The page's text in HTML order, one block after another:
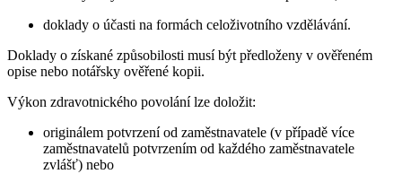
doklady o účasti na formách celoživotního vzdělávání.
Doklady o získané způsobilosti musí být předloženy v ověřeném
opise nebo notářsky ověřené kopii.
Výkon zdravotnického povolání lze doložit:
originálem potvrzení od zaměstnavatele (v případě více
zaměstnavatelů potvrzením od každého zaměstnavatele
zvlášť) nebo